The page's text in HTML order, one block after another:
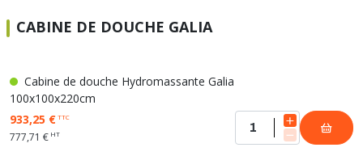
CABINE DE DOUCHE GALIA
Cabine de douche Hydromassante Galia
100x100x220cm
933,25 €TTC
777,71 € HT